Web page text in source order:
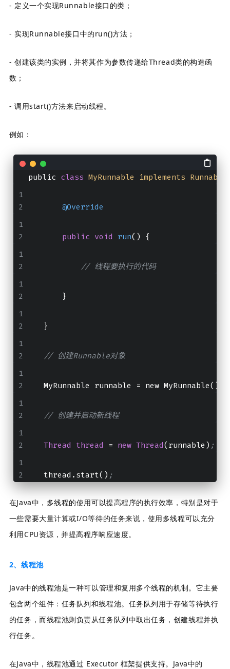
- 定义一个实现Runnable接口的类；
- 实现Runnable接口中的run()方法；
- 创建该类的实例，并将其作为参数传递给Thread类的构造函
数；
- 调用start()方法来启动线程。
例如：
   public
class MyRunnable implements Runnable
@Override
public void run() {
// 线程要执行的代码
       }
   }
// 创建Runnable对象
   MyRunnable runnable
= new MyRunnable()
// 创建并启动新线程
Thread thread = new Thread(runnable) ;
   thread.start()
;
在Java中，多线程的使用可以提高程序的执行效率，特别是对于
一些需要大量计算或I/O等待的任务来说，使用多线程可以充分
利用CPU资源，并提高程序响应速度。
2、线程池
Java中的线程池是一种可以管理和复用多个线程的机制。它主要
包含两个组件：任务队列和线程池。任务队列用于存储等待执行
的任务，而线程池则负责从任务队列中取出任务，创建线程并执
行任务。
在Java中，线程池通过 Executor 框架提供支持。Java中的